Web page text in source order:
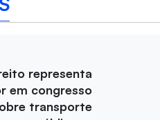
representa
em congresso
transporte